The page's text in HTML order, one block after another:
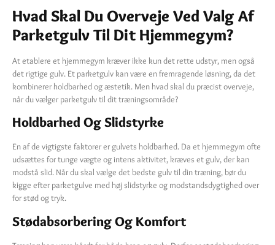
Hvad Skal Du Overveje Ved Valg Af
Parketgulv Til Dit Hjemmegym?
At etablere et hjemmegym kræver ikke kun det rette udstyr, men også
det rigtige gulv. Et parketgulv kan være en fremragende løsning, da det
kombinerer holdbarhed og æstetik. Men hvad skal du præcist overveje,
når du vælger parketgulv til dit træningsområde?
Holdbarhed Og Slidstyrke
En af de vigtigste faktorer er gulvets holdbarhed. Da et hjemmegym ofte
udsættes for tunge vægte og intens aktivitet, kræves et gulv, der kan
modstå slid. Når du skal vælge det bedste gulv til din træning, bør du
kigge efter parketgulve med høj slidstyrke og modstandsdygtighed over
for stød og tryk.
Stødabsorbering Og Komfort